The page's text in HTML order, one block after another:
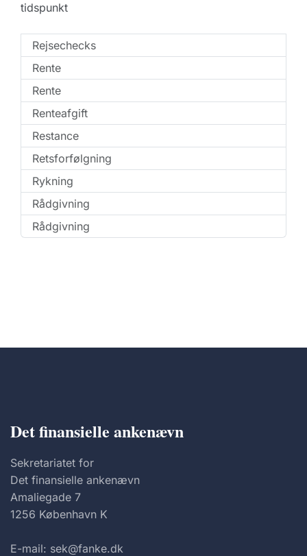
tidspunkt
Rejsechecks
Rente
Rente
Renteafgift
Restance
Retsforfølgning
Rykning
Rådgivning
Rådgivning
Det finansielle ankenævn
Sekretariatet for
Det finansielle ankenævn
Amaliegade 7
1256 København K
E-mail: sek@fanke.dk